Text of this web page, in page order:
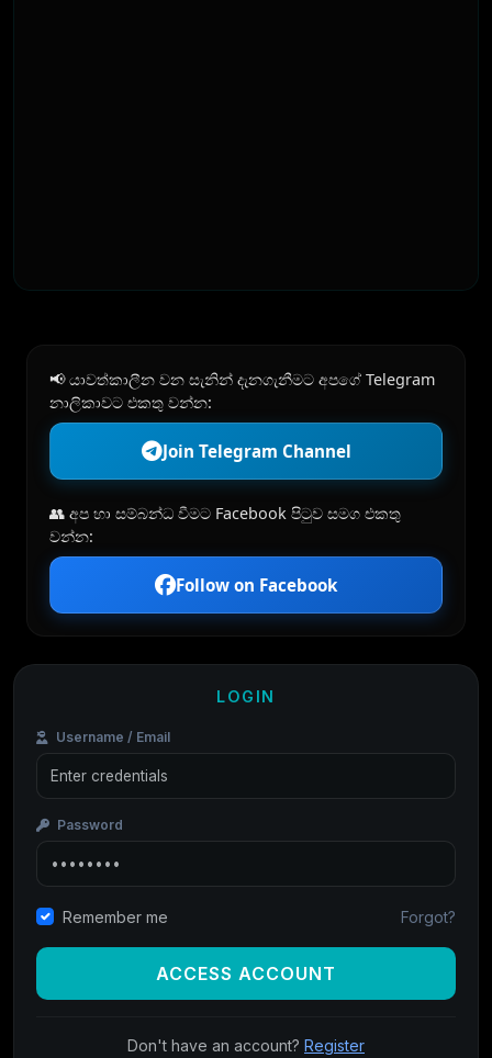
📢 යාවත්කාලීන වන සැනින් දැනගැනීමට අපගේ Telegram
නාලිකාවට එකතු වන්න:
Join Telegram Channel
👥 අප හා සම්බන්ධ වීමට Facebook පිටුව සමග එකතු
වන්න:
Follow on Facebook
LOGIN
Username / Email
Password
Remember me Forgot?
ACCESS ACCOUNT
Don't have an account? Register